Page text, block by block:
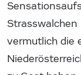
vermutlich die